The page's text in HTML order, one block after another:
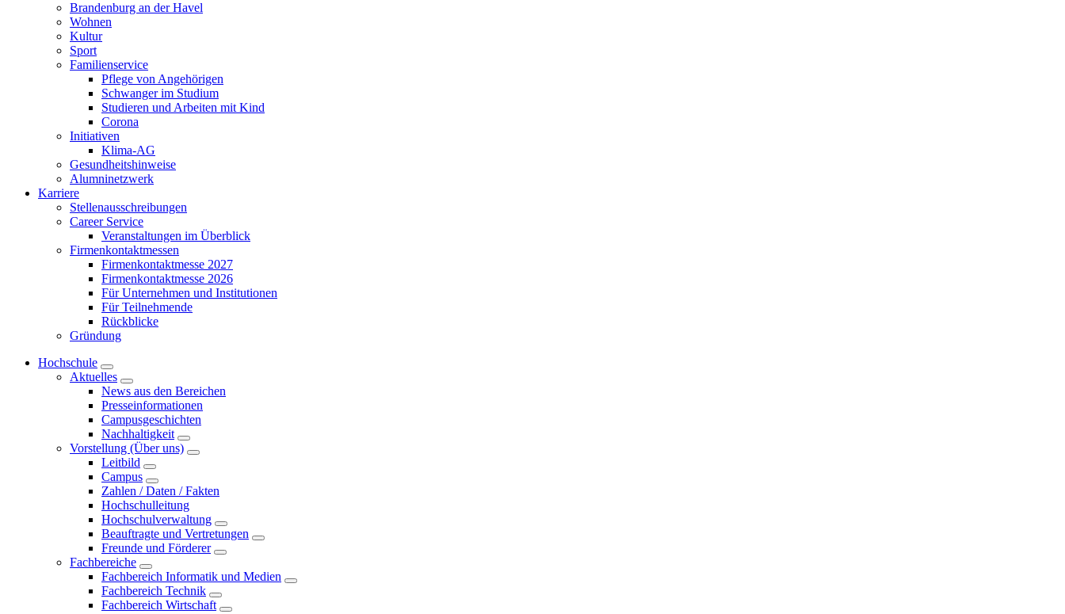
Brandenburg an der Havel
Wohnen
Kultur
Sport
Familienservice
Pflege von Angehörigen
Schwanger im Studium
Studieren und Arbeiten mit Kind
Corona
Initiativen
Klima-AG
Gesundheitshinweise
Alumninetzwerk
Karriere
Stellenausschreibungen
Career Service
Veranstaltungen im Überblick
Firmenkontaktmessen
Firmenkontaktmesse 2027
Firmenkontaktmesse 2026
Für Unternehmen und Institutionen
Für Teilnehmende
Rückblicke
Gründung
Hochschule
Aktuelles
News aus den Bereichen
Presseinformationen
Campusgeschichten
Nachhaltigkeit
Vorstellung (Über uns)
Leitbild
Campus
Zahlen / Daten / Fakten
Hochschulleitung
Hochschulverwaltung
Beauftragte und Vertretungen
Freunde und Förderer
Fachbereiche
Fachbereich Informatik und Medien
Fachbereich Technik
Fachbereich Wirtschaft